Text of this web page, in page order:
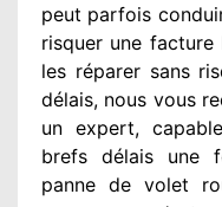
peut parfois
risquer une
les réparersans
délais, nous vous
un expert,
brefs délais une
panne de volet